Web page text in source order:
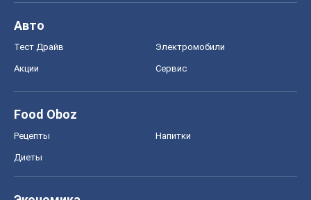
Авто
Тест Драйв Электромобили
Акции Сервис
Food Oboz
Рецепты Напитки
Диеты